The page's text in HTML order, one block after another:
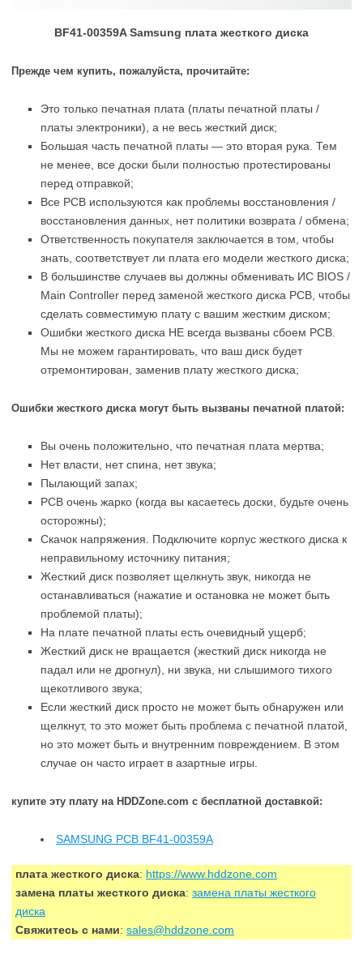
BF41-00359A Samsung плата жесткого диска
Прежде чем купить, пожалуйста, прочитайте:
Это только печатная плата (платы печатной платы /
платы электроники), а не весь жесткий диск;
Большая часть печатной платы — это вторая рука. Тем
не менее, все доски были полностью протестированы
перед отправкой;
Все PCB используются как проблемы восстановления /
восстановления данных, нет политики возврата / обмена;
Ответственность покупателя заключается в том, чтобы
знать, соответствует ли плата его модели жесткого диска;
В большинстве случаев вы должны обменивать ИС BIOS /
Main Controller перед заменой жесткого диска PCB, чтобы
сделать совместимую плату с вашим жестким диском;
Ошибки жесткого диска НЕ всегда вызваны сбоем PCB.
Мы не можем гарантировать, что ваш диск будет
отремонтирован, заменив плату жесткого диска;
Ошибки жесткого диска могут быть вызваны печатной платой:
Вы очень положительно, что печатная плата мертва;
Нет власти, нет спина, нет звука;
Пылающий запах;
PCB очень жарко (когда вы касаетесь доски, будьте очень
осторожны);
Скачок напряжения. Подключите корпус жесткого диска к
неправильному источнику питания;
Жесткий диск позволяет щелкнуть звук, никогда не
останавливаться (нажатие и остановка не может быть
проблемой платы);
На плате печатной платы есть очевидный ущерб;
Жесткий диск не вращается (жесткий диск никогда не
падал или не дрогнул), ни звука, ни слышимого тихого
щекотливого звука;
Если жесткий диск просто не может быть обнаружен или
щелкнут, то это может быть проблема с печатной платой,
но это может быть и внутренним повреждением. В этом
случае он часто играет в азартные игры.
купите эту плату на HDDZone.com с бесплатной доставкой:
SAMSUNG PCB BF41-00359A
плата жесткого диска: https://www.hddzone.com
замена платы жесткого диска: замена платы жесткого
диска
Свяжитесь с нами: sales@hddzone.com